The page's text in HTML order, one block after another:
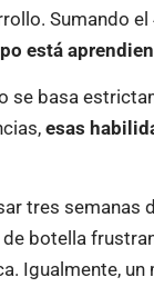
Sumando
está
se basa
esas
tres semanas
botella
Igualmente, un